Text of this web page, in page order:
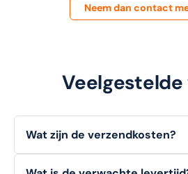
Neem dan contact
Veelgestelde
Wat zijn de verzendkosten?